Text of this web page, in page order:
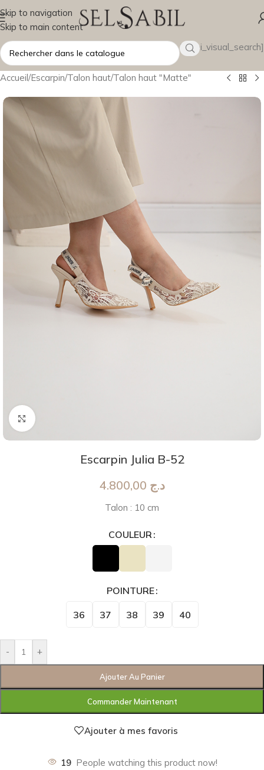
Skip to navigation
Skip to main content
[wsbi_visual_search]
Accueil/Escarpin/Talon haut/Talon haut "Matte"
Agrandir
Escarpin Julia B-52
د.ج
Talon : 10 cm
COULEUR
POINTURE
36 37 38 39 40
- +
Ajouter Au Panier
Commander Maintenant
Ajouter à mes favoris
19 People watching this product now!